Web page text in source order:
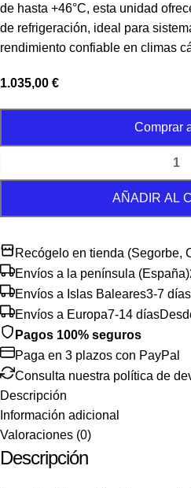
de hasta +46°C, esta unidad
de refrigeración, ideal para
rendimiento confiable en climas
1.035,00 €
AÑADIR AL
Comprar
Recógelo en tienda (Segorbe,
Envíos a la península (España)
Envíos a Islas Baleares3-7 días
Envíos a Europa7-14 días
Pagos 100% seguros
Paga en 3 plazos con PayPal
Consulta nuestra política de
Descripción
Información adicional
Valoraciones (0)
Descripción